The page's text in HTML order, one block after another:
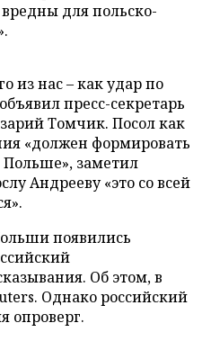
для польско-
из нас – как удар по
пресс-секретарь
Томчик. Посол как
«должен формировать
Польше», заметил
Андрееву «это со всей
появились
Об этом, в
Однако российский
опроверг.